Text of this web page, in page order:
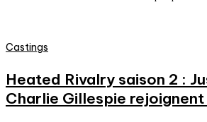
Castings
Heated Rivalry saison 2 :
Charlie Gillespie